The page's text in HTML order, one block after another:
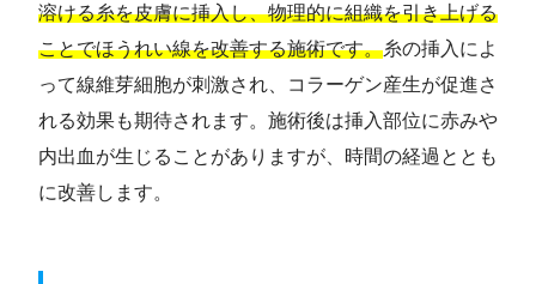
溶ける糸を皮膚に挿入し、物理的に組織を引き上げる
ことでほうれい線を改善する施術です。糸の挿入によ
って線維芽細胞が刺激され、コラーゲン産生が促進さ
れる効果も期待されます。施術後は挿入部位に赤みや
内出血が生じることがありますが、時間の経過ととも
に改善します。